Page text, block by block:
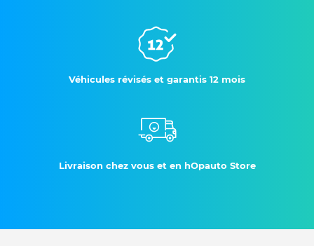
Véhicules révisés et garantis 12 mois
Livraison chez vous et en hOpauto Store